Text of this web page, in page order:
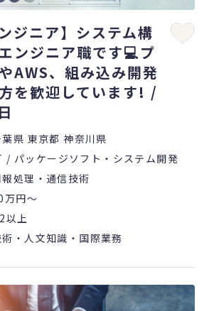
ジニア】システム構
ンジニア職です💻プ
AWS、組み込み開発
を歓迎しています! /
県 東京都 神奈川県
/ パッケージソフト・システム開発
処理・通信技術
万円〜
以上
術・人文知識・国際業務